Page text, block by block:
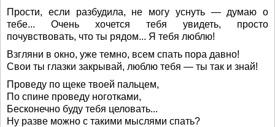
Прости, если разбудила, не могу уснуть — думаю о
тебе... Очень хочется тебя увидеть, просто
почувствовать, что ты рядом... Я тебя люблю!
Взгляни в окно, уже темно, всем спать пора давно!
Свои ты глазки закрывай, люблю тебя — ты так и знай!
Проведу по щеке твоей пальцем,
По спине проведу ноготками,
Бесконечно буду тебя целовать...
Ну разве можно с такими мыслями спать?